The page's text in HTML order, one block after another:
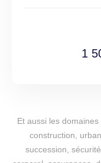
1
Et aussi les
construction,
succession,